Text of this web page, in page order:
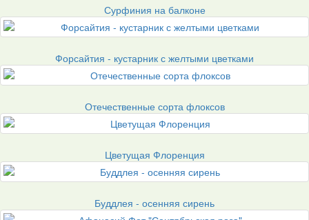
Сурфиния на балконе
Форсайтия - кустарник с желтыми цветками
Отечественные сорта флоксов
Цветущая Флоренция
Буддлея - осенняя сирень